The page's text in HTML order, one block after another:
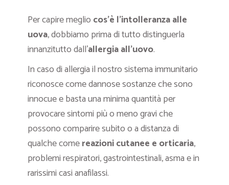
Per capire meglio cos’è l’intolleranza alle
uova, dobbiamo prima di tutto distinguerla
innanzitutto dall’allergia all’uovo.
In caso di allergia il nostro sistema immunitario
riconosce come dannose sostanze che sono
innocue e basta una minima quantità per
provocare sintomi più o meno gravi che
possono comparire subito o a distanza di
qualche comereazioni cutanee e orticaria,
problemi respiratori, gastrointestinali, asma e in
rarissimi casi anafilassi.